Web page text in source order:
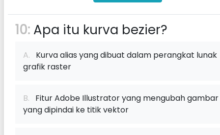
10: Apa itu kurva bezier?
A. Kurva alias yang dibuat dalam perangkat lunak
grafik raster
B. Fitur Adobe Illustrator yang mengubah gambar
yang dipindai ke titik vektor